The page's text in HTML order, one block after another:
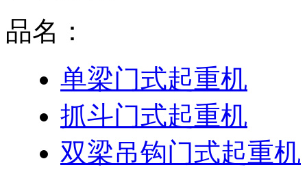
品名：
单梁门式起重机
抓斗门式起重机
双梁吊钩门式起重机